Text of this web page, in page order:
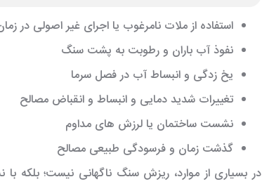
استفاده از ملات نامرغوب یا اجرای غیر اصولی در
نفوذ آب باران و رطوبت به پشت سنگ
یخ زدگی و انبساط آب در فصل سرما
تغییرات شدید دمایی و انبساط و انقباض مصالح
نشست ساختمان یا لرزش های مداوم
گذشت زمان و فرسودگی طبیعی مصالح
در بسیاری از موارد، ریزش سنگ ناگهانی نیست؛ بلکه با